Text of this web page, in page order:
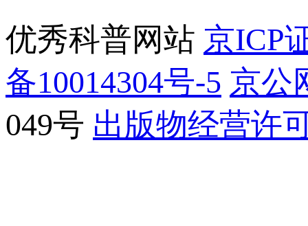
优秀科普网站 京ICP
备10014304号-5 京公
049号 出版物经营许